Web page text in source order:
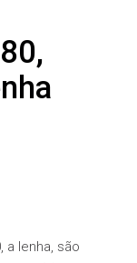
a lenha, são